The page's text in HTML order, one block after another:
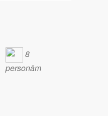
8
personām